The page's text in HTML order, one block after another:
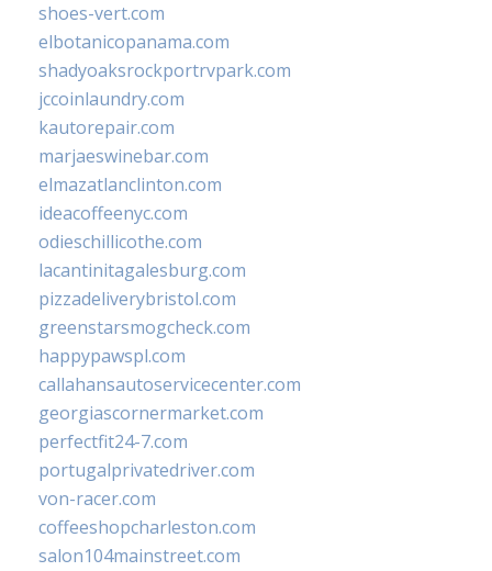
shoes-vert.com
elbotanicopanama.com
shadyoaksrockportrvpark.com
jccoinlaundry.com
kautorepair.com
marjaeswinebar.com
elmazatlanclinton.com
ideacoffeenyc.com
odieschillicothe.com
lacantinitagalesburg.com
pizzadeliverybristol.com
greenstarsmogcheck.com
happypawspl.com
callahansautoservicecenter.com
georgiascornermarket.com
perfectfit24-7.com
portugalprivatedriver.com
von-racer.com
coffeeshopcharleston.com
salon104mainstreet.com